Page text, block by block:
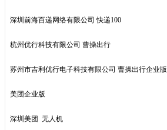
深圳前海百递网络有限公司 快递100
杭州优行科技有限公司 曹操出行
苏州市吉利优行电子科技有限公司 曹操出行企业版
美团企业版
深圳美团 无人机